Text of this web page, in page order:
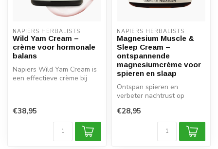
NAPIERS HERBALISTS
Wild Yam Cream –
crème voor hormonale
balans
Napiers Wild Yam Cream is
een effectieve crème bij
€38,95
NAPIERS HERBALISTS
Magnesium Muscle &
Sleep Cream –
ontspannende
magnesiumcrème voor
spieren en slaap
Ontspan spieren en
verbeter nachtrust op
Napiers Magnesium...
€28,95